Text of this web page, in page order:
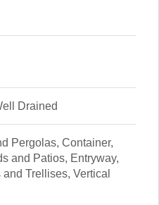
Drained
Pergolas, Container,
and Patios, Entryway,
Trellises, Vertical